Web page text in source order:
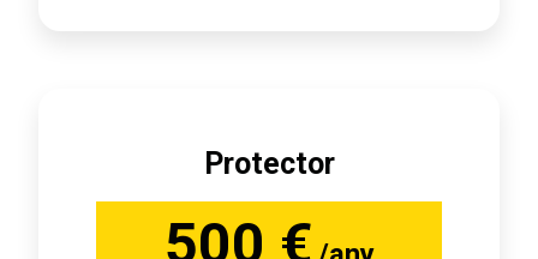
Protector
500 €